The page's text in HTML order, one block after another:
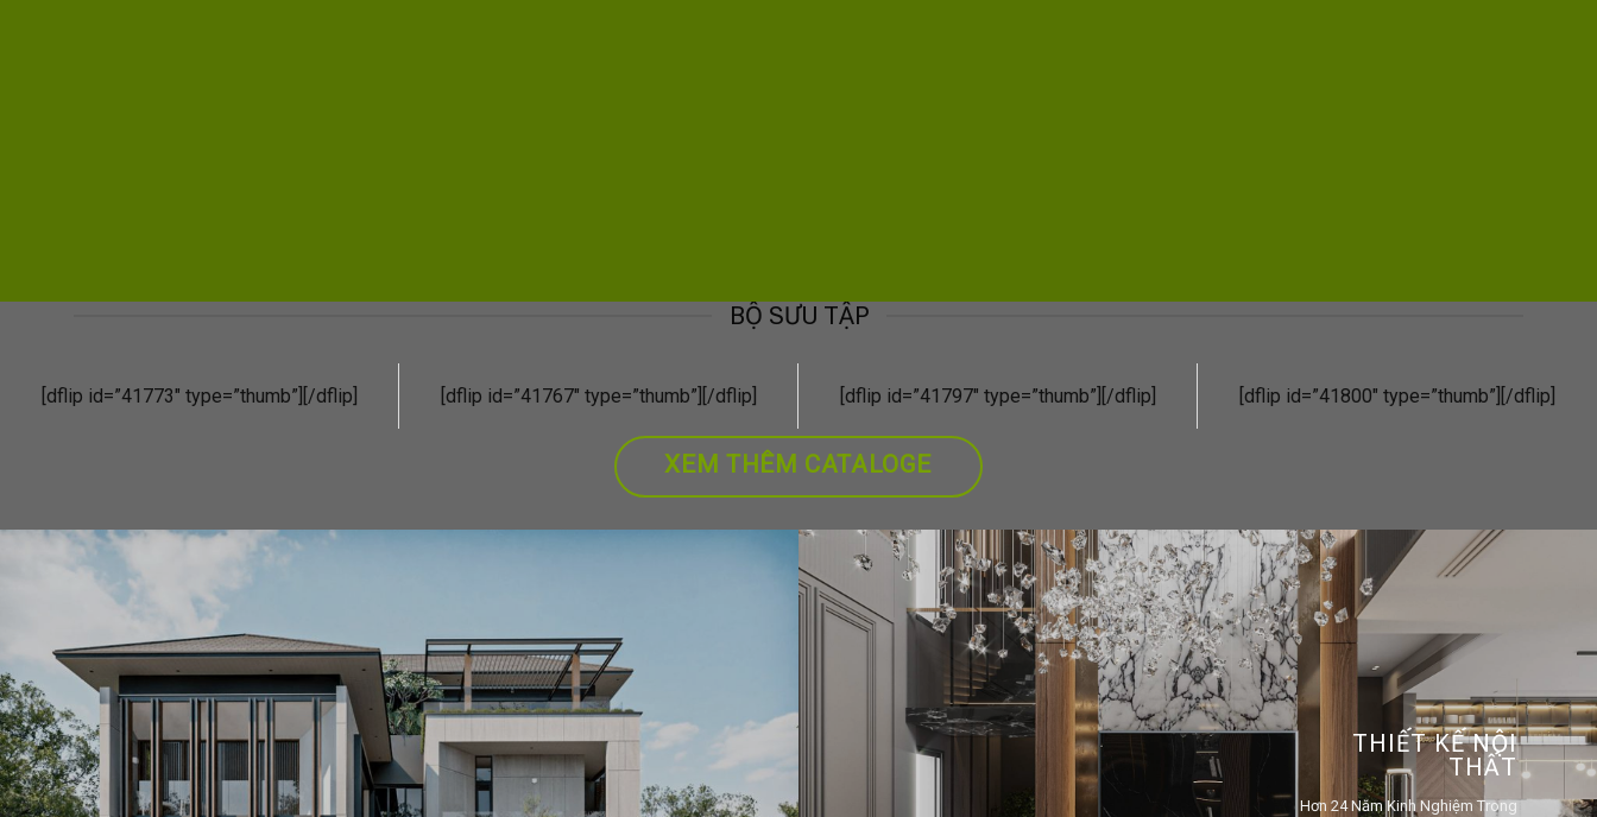
BỘ SƯU TẬP
[dflip id=”41773″ type=”thumb”][/dflip] [dflip id=”41767″ type=”thumb”][/dflip] [dflip id=”41797″ type=”thumb”][/dflip] [dflip id=”41800″ type=”thumb”][/dflip]
XEM THÊM CATALOGE
THIẾT KẾ NỘI
THẤT
Hơn 24 Năm Kinh Nghiệm Trong